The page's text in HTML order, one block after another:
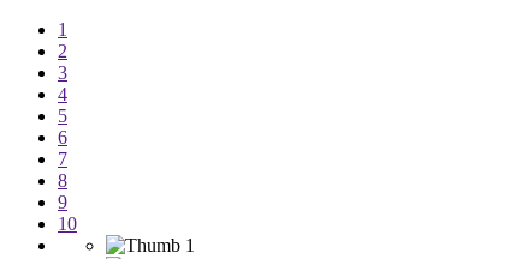
1
2
3
4
5
6
7
8
9
10